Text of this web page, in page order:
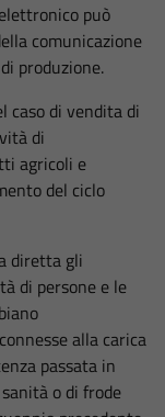
può
comunicazione
produzione.
caso di vendita di
di
agricoli e
del ciclo
diretta gli
di persone e le
alla carica
passata in
o di frode